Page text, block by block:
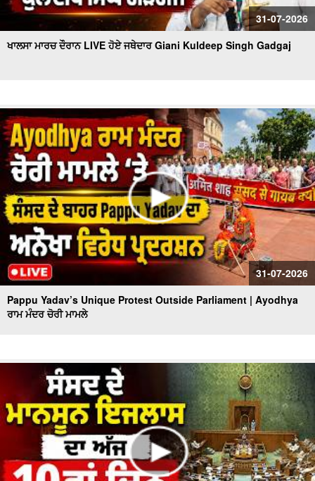
31-07-2026
ਖਾਲਸਾ ਮਾਰਚ ਦੌਰਾਨ LIVE ਹੋਏ ਜਥੇਦਾਰ Giani Kuldeep Singh Gadgaj
31-07-2026
Pappu Yadav’s Unique Protest Outside Parliament | Ayodhya
ਰਾਮ ਮੰਦਰ ਚੋਰੀ ਮਾਮਲੇ